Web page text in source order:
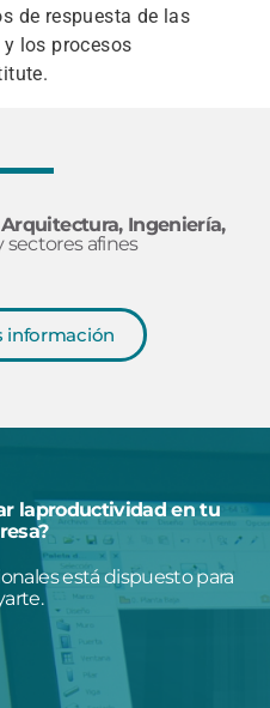
de respuesta de las
los procesos
Arquitectura, Ingeniería,
sectores afines
información
laproductividad en tu
está dispuesto para